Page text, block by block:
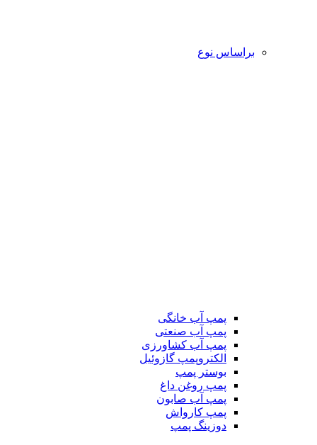
براساس نوع
پمپ آب خانگی
پمپ آب صنعتی
پمپ آب کشاورزی
الکتروپمپ گازوئیل
بوستر پمپ
پمپ روغن داغ
پمپ آب صابون
پمپ کارواش
دوزینگ پمپ